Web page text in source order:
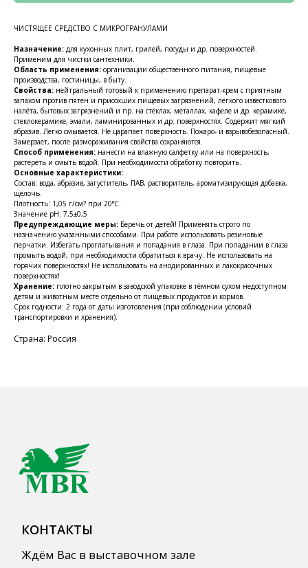
ЧИСТЯЩЕЕ СРЕДСТВО С МИКРОГРАНУЛАМИ
Назначение: для кухонных плит, грилей, посуды и др. поверхностей.
Применим для чистки сантехники.
Область применения: организации общественного питания, пищевые
производства, гостиницы, в быту.
Свойства: нейтральный готовый к применению препарат-крем с приятным
запахом против пятен и присохших пищевых загрязнений, лёгкого известкового
налёта, бытовых загрязнений и пр. на стёклах, металлах, кафеле и др. керамике,
стеклокерамике, эмали, ламинированных и др. поверхностях. Содержит мягкий
абразив. Легко смывается. Не царапает поверхность. Пожаро- и взрывобезопасный.
Замерзает, после размораживания свойства сохраняются.
Способ применения: нанести на влажную салфетку или на поверхность,
растереть и смыть водой. При необходимости обработку повторить.
Основные характеристики:
Состав: вода, абразив, загуститель, ПАВ, растворитель, ароматизирующая добавка,
щёлочь.
Плотность: 1,05 г/см? при 20°С.
Значение pH: 7,5±0,5
Предупреждающие меры: Беречь от детей! Применять строго по
назначению указанными способами. При работе использовать резиновые
перчатки. Избегать проглатывания и попадания в глаза. При попадании в глаза
промыть водой, при необходимости обратиться к врачу. Не использовать на
горячих поверхностях! Не использовать на анодированных и лакокрасочных
поверхностях!
Хранение: плотно закрытым в заводской упаковке в тёмном сухом недоступном
детям и животным месте отдельно от пищевых продуктов и кормов.
Срок годности: 2 года от даты изготовления (при соблюдении условий
транспортировки и хранения).
Страна: Россия
КОНТАКТЫ
Ждём Вас в выставочном зале
г. Калининград, ул. Дзержинского, д. 125
777-987
Кордиалы, Сиропы, Основы
Продукты питания
Столовая посуда
Оборудование
Мебель из нержавеющей стали
mbr@mbr.ltd